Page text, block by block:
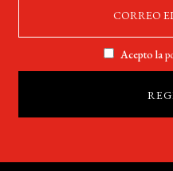
Acepto la